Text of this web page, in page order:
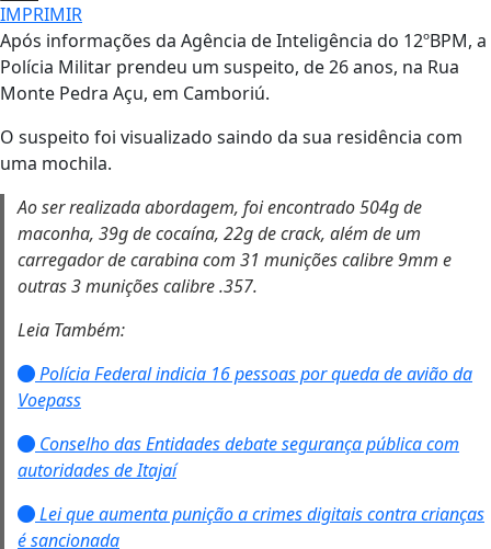
IMPRIMIR
Após informações da Agência de Inteligência do 12ºBPM, a
Polícia Militar prendeu um suspeito, de 26 anos, na Rua
Monte Pedra Açu, em Camboriú.
O suspeito foi visualizado saindo da sua residência com
uma mochila.
Ao ser realizada abordagem, foi encontrado 504g de
maconha, 39g de cocaína, 22g de crack, além de um
carregador de carabina com 31 munições calibre 9mm e
outras 3 munições calibre .357.
Leia Também:
Polícia Federal indicia 16 pessoas por queda de avião da
Voepass
Conselho das Entidades debate segurança pública com
autoridades de Itajaí
Lei que aumenta punição a crimes digitais contra crianças
é sancionada